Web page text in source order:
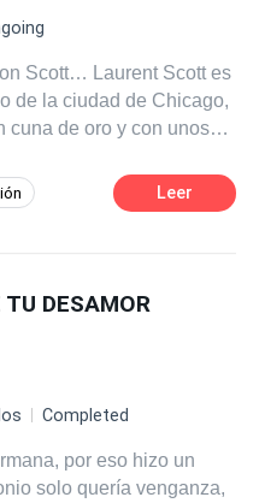
Scott… Laurent Scott es
de la ciudad de Chicago,
cuna de oro y con unos
los derechos en el
de la familia, pero sólo
estipulado. Darle un
de los Scott.Laurent,
lo demuestra frente a los
para demostrar que
que está frente de la
instantáneo, de esos
Leer
TU DESAMOR
Completed
por eso hizo un
solo quería venganza,